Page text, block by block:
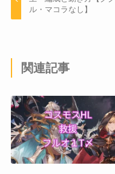
ル・マコラなし】
関連記事